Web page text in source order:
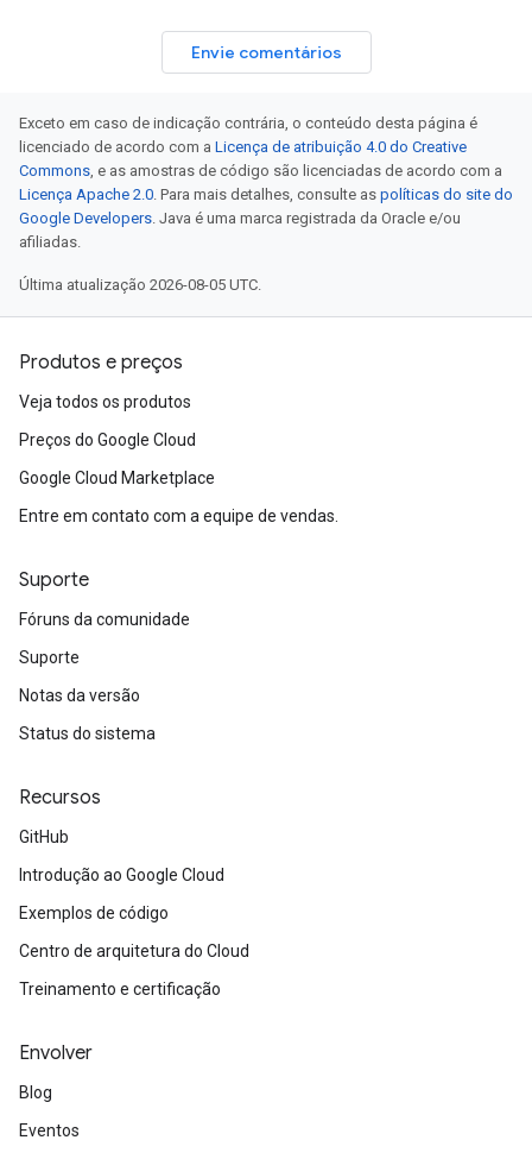
Envie comentários
Exceto em caso de indicação contrária, o conteúdo desta página é
licenciado de acordo com a Licença de atribuição 4.0 do Creative
Commons, e as amostras de código são licenciadas de acordo com a
Licença Apache 2.0. Para mais detalhes, consulte as políticas do site do
Google Developers. Java é uma marca registrada da Oracle e/ou
afiliadas.
Última atualização 2026-08-05 UTC.
Produtos e preços
Veja todos os produtos
Preços do Google Cloud
Google Cloud Marketplace
Entre em contato com a equipe de vendas.
Suporte
Fóruns da comunidade
Suporte
Notas da versão
Status do sistema
Recursos
GitHub
Introdução ao Google Cloud
Exemplos de código
Centro de arquitetura do Cloud
Treinamento e certificação
Envolver
Blog
Eventos